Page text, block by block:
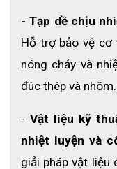
- Tạp dề chịu
Hỗ trợ bảo vệ
nóng chảy và
đúc thép và nhôm.
- Vật liệu kỹ
nhiệt luyện và
giải pháp vật liệu